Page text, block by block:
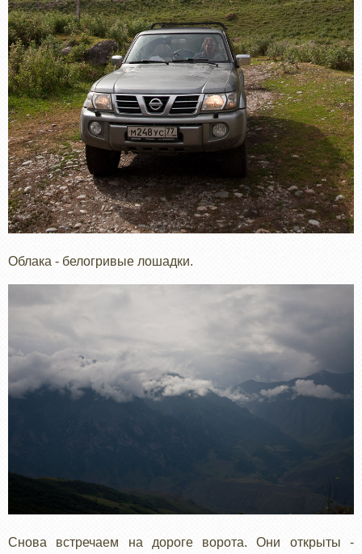
Облака - белогривые лошадки.
Снова встречаем на дороге ворота. Они открыты -